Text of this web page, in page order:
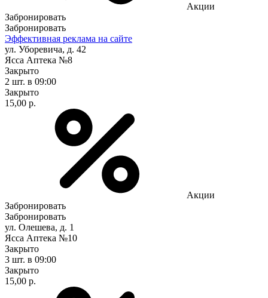
Акции
Забронировать
Забронировать
Эффективная реклама на сайте
ул. Уборевича, д. 42
Ясса Аптека №8
Закрыто
2 шт. в 09:00
Закрыто
15,00 р.
Акции
Забронировать
Забронировать
ул. Олешева, д. 1
Ясса Аптека №10
Закрыто
3 шт. в 09:00
Закрыто
15,00 р.